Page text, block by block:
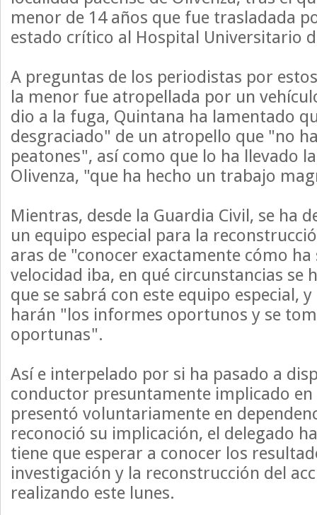
menor de 14 años que fue trasladada
estado crítico al Hospital Universitario
A preguntas de los periodistas por
la menor fue atropellada por un
dio a la fuga, Quintana ha lamentado
desgraciado" de un atropello que "no
peatones", así como que lo ha llevado
Olivenza, "que ha hecho un trabajo
Mientras, desde la Guardia Civil, se ha
un equipo especial para la
aras de "conocer exactamente cómo ha
velocidad iba, en qué circunstancias se
que se sabrá con este equipo especial,
harán "los informes oportunos y se
oportunas".
Así e interpelado por si ha pasado a
conductor presuntamente implicado en
presentó voluntariamente en
reconoció su implicación, el delegado
tiene que esperar a conocer los
investigación y la reconstrucción del
realizando este lunes.